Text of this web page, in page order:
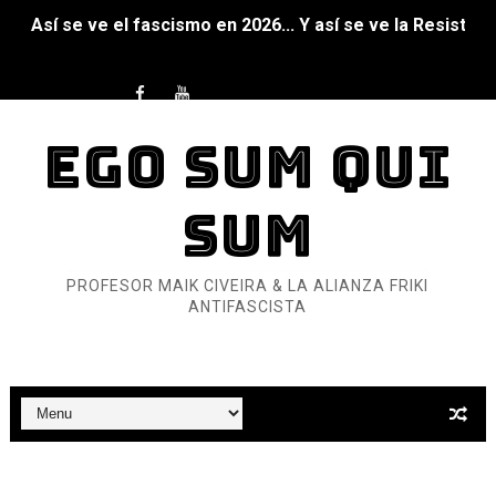
Así se ve el fascismo en 2026... Y así se ve la
Dioses y Monstruos: Guillermo (DOS)
Dioses y Monstruos: Guillermo (UNO)
Carlos Manzo y el narcogobierno asesino
25 grandes películas de terror del siglo XXI
EGO SUM QUI
SUM
PROFESOR MAIK CIVEIRA & LA ALIANZA FRIKI
ANTIFASCISTA